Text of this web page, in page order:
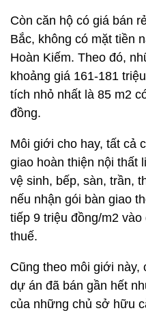
Còn căn hộ có giá bán
Bắc, không có mặt tiền
Hoàn Kiếm. Theo đó,
khoảng giá 161-181
tích nhỏ nhất là 85 m2
đồng.
Môi giới cho hay, tất cả
giao hoàn thiện nội thất
vệ sinh, bếp, sàn, trần,
nếu nhận gói bàn giao
tiếp 9 triệu đồng/m2
thuế.
Cũng theo môi giới
dự án đã bán gần hết
của những chủ sở hữu